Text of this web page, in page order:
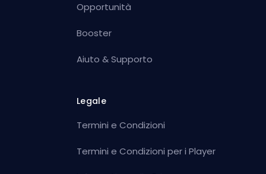
Opportunità
Booster
Aiuto & Supporto
Legale
Termini e Condizioni
Termini e Condizioni per i Player